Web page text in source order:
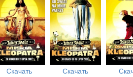
Скачать Скачать